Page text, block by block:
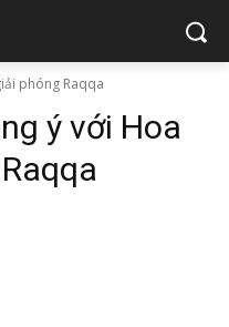
phóng Raqqa
ý với Hoa